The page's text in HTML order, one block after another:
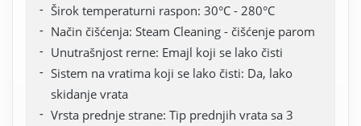
Širok temperaturni raspon: 30°C - 280°C
Način čišćenja: Steam Cleaning - čišćenje parom
Unutrašnjost rerne: Emajl koji se lako čisti
Sistem na vratima koji se lako čisti: Da, lako
skidanje vrata
Vrsta prednje strane: Tip prednjih vrata sa 3